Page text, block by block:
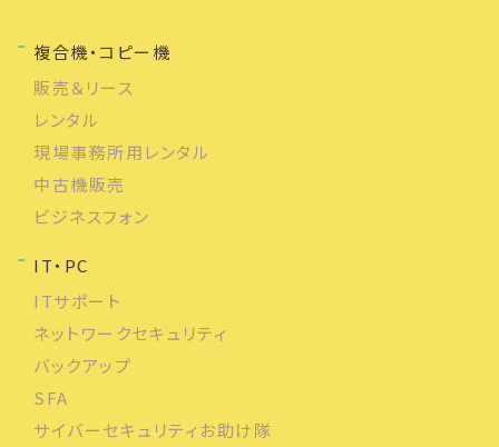
複合機・コピー機
販売＆リース
レンタル
現場事務所用レンタル
中古機販売
ビジネスフォン
IT・PC
ITサポート
ネットワークセキュリティ
バックアップ
SFA
サイバーセキュリティお助け隊